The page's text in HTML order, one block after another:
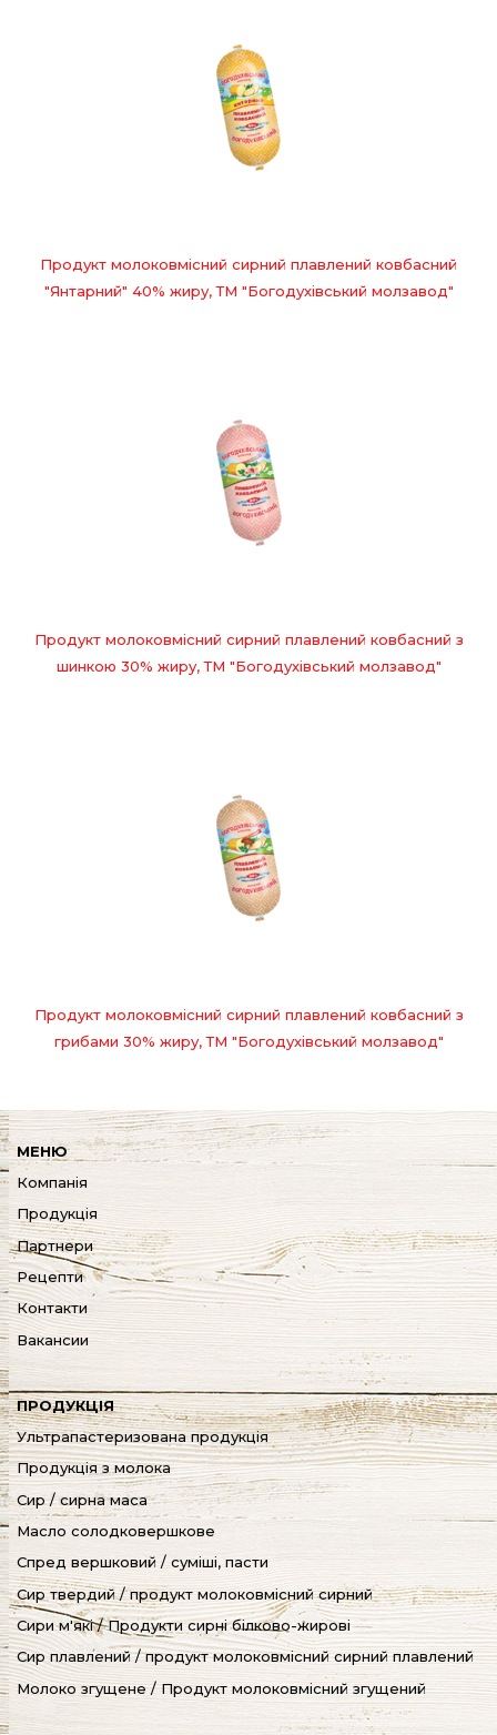
Продукт молоковмісний сирний плавлений ковбасний
"Янтарний" 40% жиру, ТМ "Богодухівський молзавод"
Продукт молоковмісний сирний плавлений ковбасний з
шинкою 30% жиру, ТМ "Богодухівський молзавод"
Продукт молоковмісний сирний плавлений ковбасний з
грибами 30% жиру, ТМ "Богодухівський молзавод"
МЕНЮ
Компанія
Продукція
Партнери
Рецепти
Контакти
Вакансии
ПРОДУКЦІЯ
Ультрапастеризована продукція
Продукція з молока
Сир / сирна маса
Масло солодковершкове
Спред вершковий / суміші, пасти
Сир твердий / продукт молоковмісний сирний
Сири м'які / Продукти сирні білково-жирові
Cир плавлений / продукт молоковмісний сирний плавлений
Молоко згущене / Продукт молоковмісний згущений